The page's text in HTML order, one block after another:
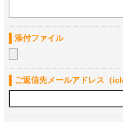
添付ファイル
ご返信先メールアドレス（